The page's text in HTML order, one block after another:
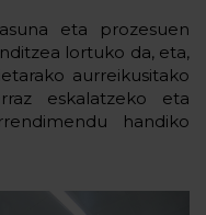
eta prozesuen
lortuko da, eta,
aurreikusitako
eskalatzeko eta
handiko